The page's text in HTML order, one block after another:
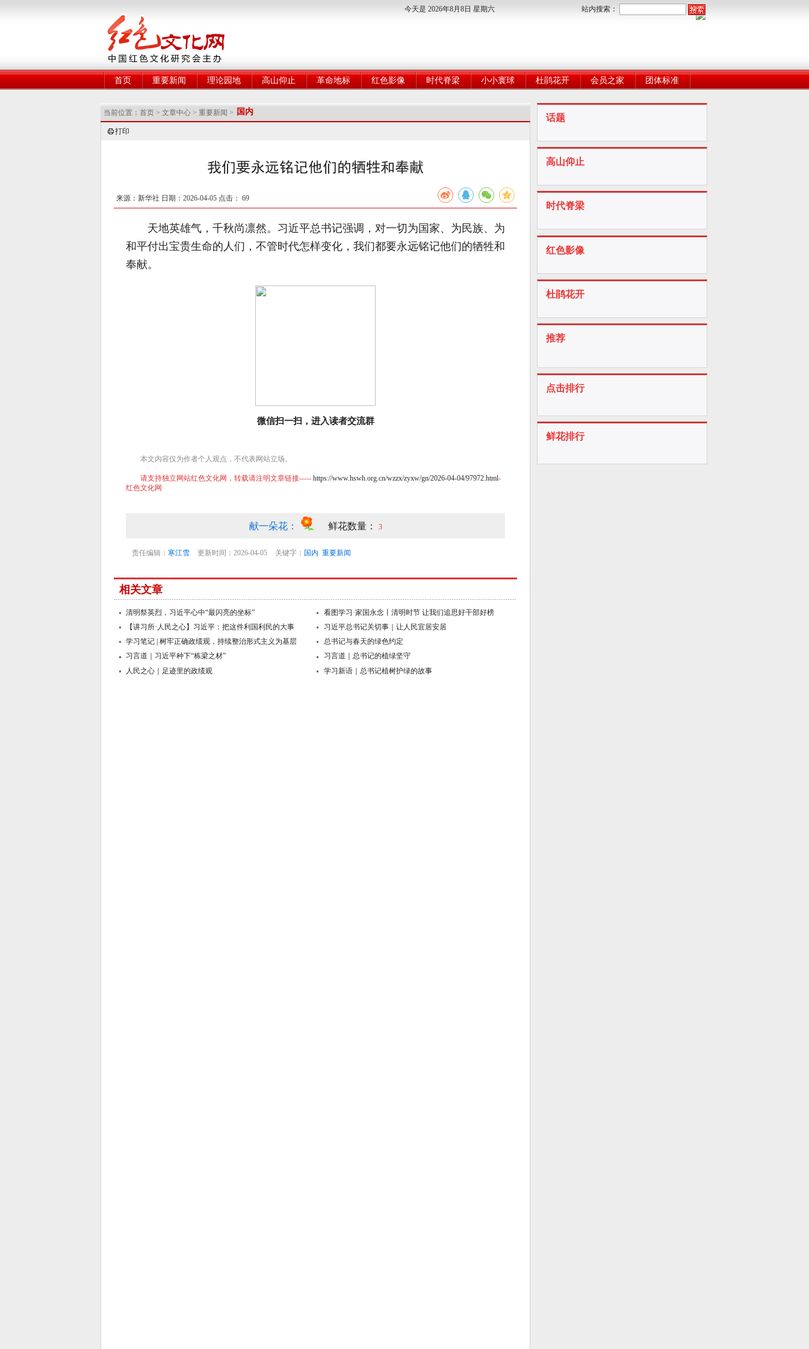
今天是 2026年8月8日 星期六 站内搜索：
首页 重要新闻 理论园地 高山仰止 革命地标 红色影像 时代脊梁 小小寰球 杜鹃花开 会员之家 团体标准
当前位置：首页 >文章中心 >重要新闻 > 国内
打印
我们要永远铭记他们的牺牲和奉献
来源：新华社 日期：2026-04-05 点击：69
天地英雄气，千秋尚凛然。习近平总书记强调，对一切为国家、为民族、为
和平付出宝贵生命的人们，不管时代怎样变化，我们都要永远铭记他们的牺牲和
奉献。
微信扫一扫，进入读者交流群
本文内容仅为作者个人观点，不代表网站立场。
请支持独立网站红色文化网，转载请注明文章链接-----https://www.hswh.org.cn/wzzx/zyxw/gn/2026-04-04/97972.html-
红色文化网
献一朵花： 鲜花数量： 3
责任编辑：寒江雪 更新时间：2026-04-05 关键字： 国内 重要新闻
相关文章
清明祭英烈，习近平心中“最闪亮的坐标”
看图学习·家国永念丨清明时节 让我们追思好干部好榜
【讲习所·人民之心】习近平：把这件利国利民的大事
扎实
习近平总书记关切事｜让人民宜居安居
学习笔记 | 树牢正确政绩观，持续整治形式主义为基层
减
总书记与春天的绿色约定
习言道｜习近平种下“栋梁之材”
习言道｜总书记的植绿坚守
人民之心｜足迹里的政绩观
学习新语｜总书记植树护绿的故事
话题
高山仰止
时代脊梁
红色影像
杜鹃花开
推荐
点击排行
鲜花排行